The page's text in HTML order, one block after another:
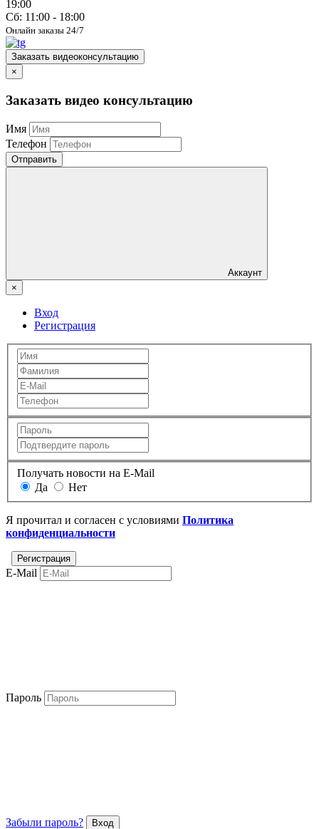
19:00
Сб: 11:00 - 18:00
Онлайн заказы 24/7
Заказать видеоконсультацию
×
Заказать видео консультацию
Имя
Телефон
Отправить
Аккаунт
×
Вход
Регистрация
Получать новости на E-Mail
Да
Нет
Я прочитал и согласен с условиями Политика
конфиденциальности
E-Mail
Пароль
Забыли пароль?